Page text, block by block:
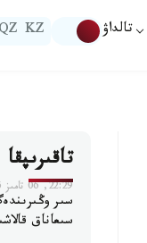
تالداۋ KZ
QZ
22:29, 06 تامىز 2026
سىر
سىعاناق